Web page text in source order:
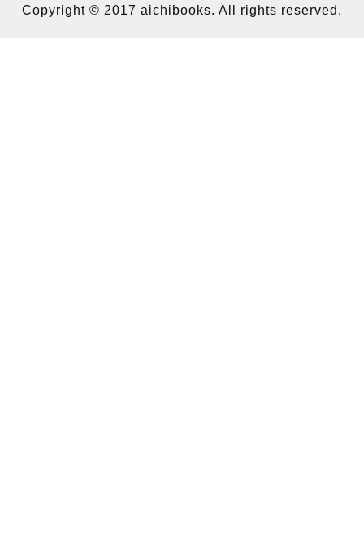
Copyright © 2017 aichibooks. All rights reserved.